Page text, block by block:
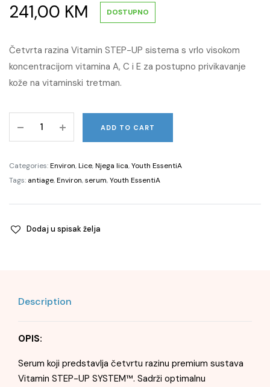
241,00 KM DOSTUPNO
Četvrta razina Vitamin STEP-UP sistema s vrlo visokom
koncentracijom vitamina A, C i E za postupno privikavanje
kože na vitaminski tretman.
Peptide
Quence
Serum
35ml
ADD TO CART
Categories:Environ,Lice,Njega lica,Youth EssentiA
Tags: antiage,Environ,serum,Youth EssentiA
Dodaj u spisak želja
Description
OPIS:
Serum koji predstavlja četvrtu razinu premium sustava
Vitamin STEP-UP SYSTEM™. Sadrži optimalnu